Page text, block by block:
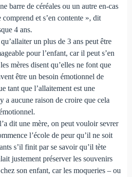
barre de céréales ou un autre en-cas
et s’en contente », dit
4 ans.
un plus de 3 ans peut être
pour l’enfant, car il peut s’en
mères disent qu’elles ne font que
être un besoin émotionnel de
tant que l’allaitement est une
a aucune raison de croire que cela
dit une mère, on peut vouloir sevrer
l’école de peur qu’il ne soit
s’il finit par se savoir qu’il tète
justement préserver les souvenirs
son enfant, car les moqueries – ou